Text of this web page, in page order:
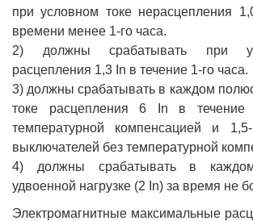
при условном токе нерасцепления
времени менее 1-го часа.
2) должны срабатывать при
расцепления 1,3 In в течение 1-го часа.
3) должны срабатывать в каждом
токе расцепления 6 In в течение
температурной компенсацией и
выключателей без температурной
4) должны срабатывать в
удвоенной нагрузке (2 In) за время не
Электромагнитные максимальные